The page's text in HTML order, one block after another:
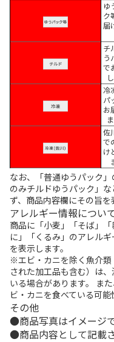
ゆ
ク
届
チ
う
で
冷
パ
お
佐
で
け
なお、「普通ゆうパック
のみチルドゆうパック」
ず、商品内容欄にその旨を
アレルギー情報につい
商品に「小麦」「そば」
に」「くるみ」のアレル
を表示します。
※エビ・カニを除く魚介
された加工品も含む）は
いる場合があります。 ま
ビ・カニを食べている可能
その他
商品写真はイメージで
商品内容として記載